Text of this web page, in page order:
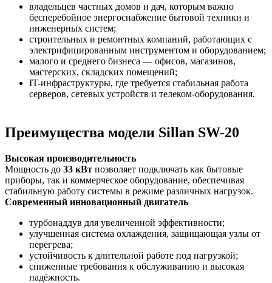
владельцев частных домов и дач, которым важно
бесперебойное энергоснабжение бытовой техники и
инженерных систем;
строительных и ремонтных компаний, работающих с
электрифицированным инструментом и оборудованием;
малого и среднего бизнеса — офисов, магазинов,
мастерских, складских помещений;
IT-инфраструктуры, где требуется стабильная работа
серверов, сетевых устройств и телеком-оборудования.
Преимущества модели Sillan SW-20
Высокая производительность
Мощность до 33 кВт позволяет подключать как бытовые
приборы, так и коммерческое оборудование, обеспечивая
стабильную работу системы в режиме различных нагрузок.
Современный инновационный двигатель
турбонаддув для увеличенной эффективности;
улучшенная система охлаждения, защищающая узлы от
перегрева;
устойчивость к длительной работе под нагрузкой;
сниженные требования к обслуживанию и высокая
надёжность.